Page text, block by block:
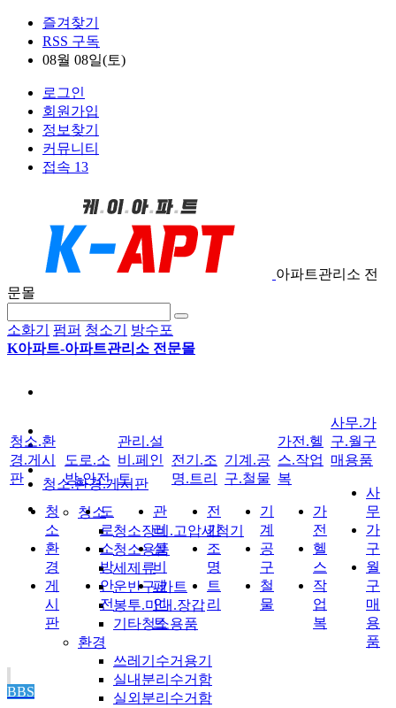
즐겨찾기
RSS 구독
08월 08일(토)
로그인
회원가입
정보찾기
커뮤니티
접속 13
아파트관리소 전
문몰
소화기 펌퍼 청소기
방수포
K아파트-아파트관리소 전문몰
청소.환경.게시판
청소
청소장비.고압세척기
청소용품
세제류
운반구.카트
봉투.마대.장갑
기타청소용품
환경
쓰레기수거용기
실내분리수거함
실외분리수거함
청소.환
경.게시
판
청
소
환
경
게
시
판
도로.소
방.안전
도
로
소
방
안
전
관리.설
비.페인
트
관
리
설
비
페
인
트
전기.조
명.트리
전
기
조
명
트
리
기계.공
구.철물
기
계
공
구
철
물
가전.헬
스.작업
복
가
전
헬
스
작
업
복
사무.가
구.월구
매용품
사
무
가
구
월
구
매
용
품
BBS